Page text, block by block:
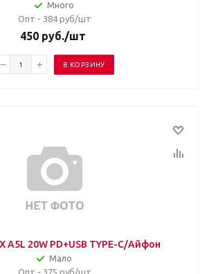
Много
Опт - 384 руб/шт
450 руб./шт
В КОРЗИНУ
A5L 20W PD+USB TYPE-C/Айфон
Мало
Опт - 375 руб/шт